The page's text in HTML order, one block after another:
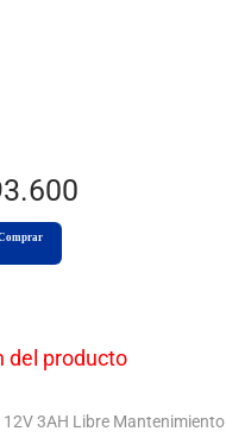
12V 3AH Libre Mantenimiento